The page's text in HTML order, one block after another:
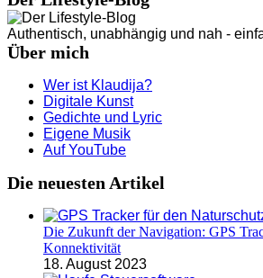
Authentisch, unabhängig und nah -
Über mich
Wer ist Klaudija?
Digitale Kunst
Gedichte und Lyric
Eigene Musik
Auf YouTube
Die neuesten Artikel
Die Zukunft der Navigation: GPS
Konnektivität
18. August 2023